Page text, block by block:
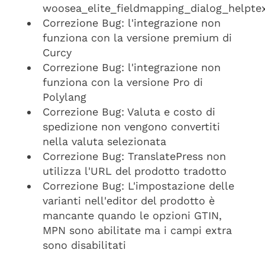
Correzione Bug: l'integrazione non
funziona con la versione premium di
Curcy
Correzione Bug: l'integrazione non
funziona con la versione Pro di
Polylang
Correzione Bug: Valuta e costo di
spedizione non vengono convertiti
nella valuta selezionata
Correzione Bug: TranslatePress non
utilizza l'URL del prodotto tradotto
Correzione Bug: L'impostazione delle
varianti nell'editor del prodotto è
mancante quando le opzioni GTIN,
MPN sono abilitate ma i campi extra
sono disabilitati